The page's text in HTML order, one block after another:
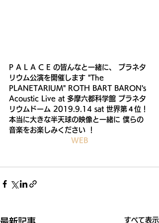
P A L A C E の皆んなと一緒に、 プラネタ
リウム公演を開催します "The
PLANETARIUM" ROTH BART BARON's
Acoustic Live at 多摩六都科学館 プラネタ
リウムドーム 2019.9.14 sat 世界第４位！
本当に大きな半天球の映像と一緒に 僕らの
音楽をお楽しみください ！
WEB
すべて表示